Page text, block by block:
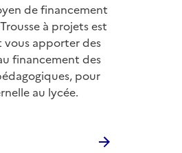
de financement
à projets est
apporter des
financement des
pour
au lycée.